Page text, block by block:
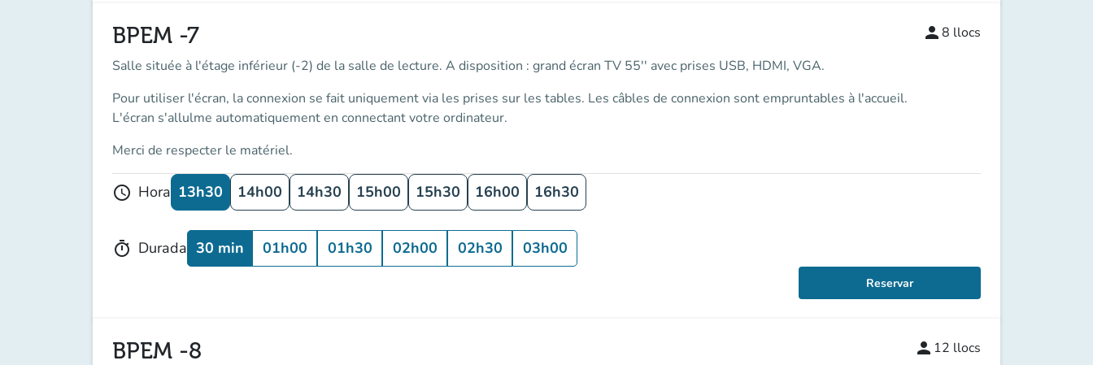
BPEM -7
Salle située à l'étage inférieur (-2) de la salle de lecture. A disposition : grand écran TV 55'' avec prises USB, HDMI, VGA.
Pour utiliser l'écran, la connexion se fait uniquement via les prises sur les tables. Les câbles de connexion sont empruntables à l'accueil.
L'écran s'allulme automatiquement en connectant votre ordinateur.
Merci de respecter le matériel.
person8 llocs
schedule Hora 13h30 14h00 14h30 15h00 15h30 16h00 16h30
timer Durada 30 min 01h00 01h30 02h00 02h30 03h00
Reservar
BPEM -8 person 12 llocs